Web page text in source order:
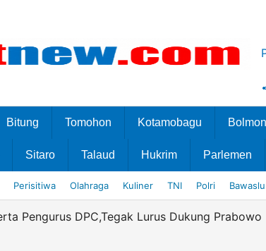
Bitung Tomohon Kotamobagu
Sitaro Talaud Hukrim Parlemen
Perisitiwa Olahraga Kuliner TNI Polri Bawaslu
Pengurus DPC,Tegak Lurus Dukung Prabowo